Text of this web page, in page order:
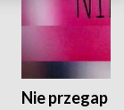
Nie przegap